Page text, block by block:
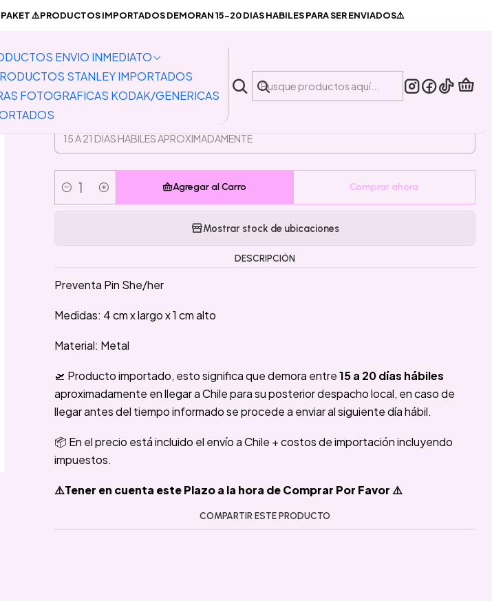
ENVIO INMEDIATO
STANLEY IMPORTADOS
FOTOGRAFICAS KODAK/GENERICAS
⚠️PRODUCTOS IMPORTADOS DEMORAN 15-20 DIAS HABILES PARA SER ENVIADOS⚠️
IMPORTADOS Pins Preventa Pin She/her
Preventa Pin She/her
Cantidad
Agregar al Carro Comprar ahora
Mostrar stock de ubicaciones
DESCRIPCIÓN
Preventa Pin She/her
Medidas: 4 cm x largo x 1 cm alto
Material: Metal
🛫 Producto importado, esto significa que demora entre15 a 20 días hábiles
aproximadamente en llegar a Chile para su posterior despacho local, en caso de
llegar antes del tiempo informado se procede a enviar al siguiente día hábil.
📦 En el precio está incluido el envío a Chile + costos de importación incluyendo
impuestos.
⚠️Tener en cuenta este Plazo a la hora de Comprar Por Favor ⚠️
COMPARTIR ESTE PRODUCTO